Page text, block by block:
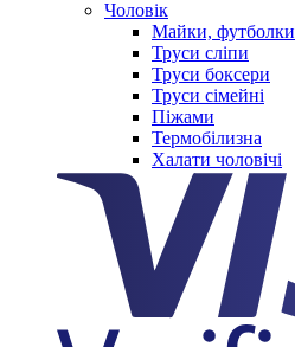
Чоловік
Майки, футболки
Труси сліпи
Труси боксери
Труси сімейні
Піжами
Термобілизна
Халати чоловічі